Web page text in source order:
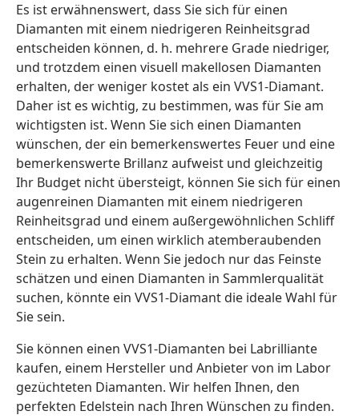
Es ist erwähnenswert, dass Sie sich für einen
Diamanten mit einem niedrigeren Reinheitsgrad
entscheiden können, d. h. mehrere Grade niedriger,
und trotzdem einen visuell makellosen Diamanten
erhalten, der weniger kostet als ein VVS1-Diamant.
Daher ist es wichtig, zu bestimmen, was für Sie am
wichtigsten ist. Wenn Sie sich einen Diamanten
wünschen, der ein bemerkenswertes Feuer und eine
bemerkenswerte Brillanz aufweist und gleichzeitig
Ihr Budget nicht übersteigt, können Sie sich für einen
augenreinen Diamanten mit einem niedrigeren
Reinheitsgrad und einem außergewöhnlichen Schliff
entscheiden, um einen wirklich atemberaubenden
Stein zu erhalten. Wenn Sie jedoch nur das Feinste
schätzen und einen Diamanten in Sammlerqualität
suchen, könnte ein VVS1-Diamant die ideale Wahl für
Sie sein.
Sie können einen VVS1-Diamanten bei Labrilliante
kaufen, einem Hersteller und Anbieter von im Labor
gezüchteten Diamanten. Wir helfen Ihnen, den
perfekten Edelstein nach Ihren Wünschen zu finden.